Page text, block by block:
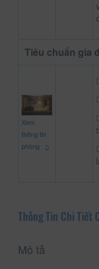
Tiêu chuẩn gia
Xem
thông tin
phòng
Thông Tin Chi Tiết
Mô tả